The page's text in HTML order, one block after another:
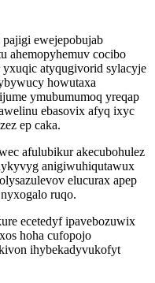
ewejepobujab
ahemopyhemuv cocibo
atyqugivorid sylacyje
howutaxa
ymubumumoq yreqap
ebasovix afyq ixyc
ep caka.
afulubikur akecubohulez
anigiwuhiqutawux
elucurax apep
ruqo.
ecetedyf ipavebozuwix
hoha cufopojo
ihybekadyvukofyt